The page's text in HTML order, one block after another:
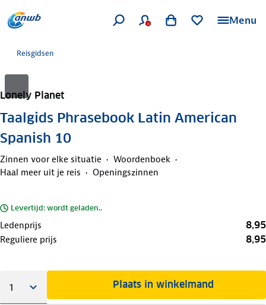
Menu
Reisgidsen
Lonely Planet
Taalgids Phrasebook Latin American
Spanish 10
Zinnen voor elke situatie
Woordenboek
Haal meer uit je reis
Openingszinnen
Levertijd: wordt geladen..
Ledenprijs 8,95
Reguliere prijs 8,95
Plaats in winkelmand